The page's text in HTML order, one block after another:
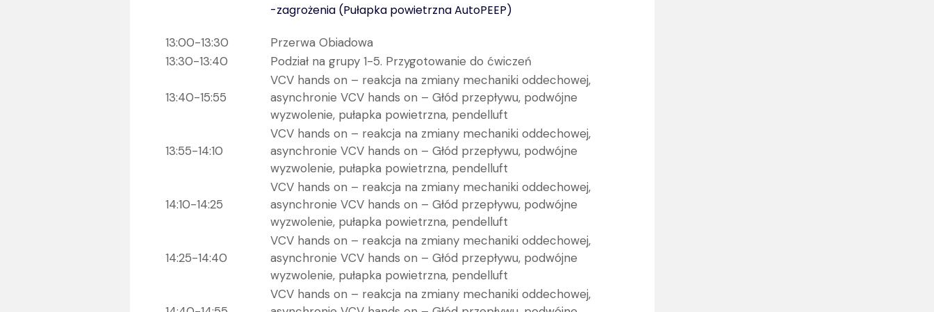
-zagrożenia (Pułapka powietrzna AutoPEEP)
13:00-13:30
Przerwa Obiadowa
13:30-13:40
Podział na grupy 1-5. Przygotowanie do ćwiczeń
13:40-15:55
VCV hands on – reakcja na zmiany mechaniki oddechowej,
asynchronie VCV hands on – Głód przepływu, podwójne
wyzwolenie, pułapka powietrzna, pendelluft
13:55-14:10
VCV hands on – reakcja na zmiany mechaniki oddechowej,
asynchronie VCV hands on – Głód przepływu, podwójne
wyzwolenie, pułapka powietrzna, pendelluft
14:10-14:25
VCV hands on – reakcja na zmiany mechaniki oddechowej,
asynchronie VCV hands on – Głód przepływu, podwójne
wyzwolenie, pułapka powietrzna, pendelluft
14:25-14:40
VCV hands on – reakcja na zmiany mechaniki oddechowej,
asynchronie VCV hands on – Głód przepływu, podwójne
wyzwolenie, pułapka powietrzna, pendelluft
VCV hands on – reakcja na zmiany mechaniki oddechowej,